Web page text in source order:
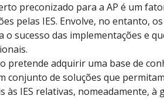
preconizado para a AP é um
pelas IES. Envolve, no entanto,
o sucesso das implementações e
pretende adquirir uma base de
conjunto de soluções que
às IES relativas, nomeadamente, à